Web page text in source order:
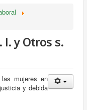
I. y Otros s.
mujeres en
y debida